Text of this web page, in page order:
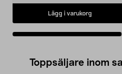
Lägg i varukorg
Toppsäljare inom